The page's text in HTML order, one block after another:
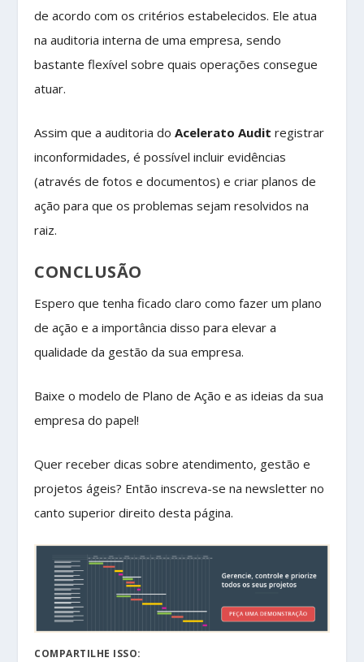
de acordo com os critérios estabelecidos. Ele atua
na auditoria interna de uma empresa, sendo
bastante flexível sobre quais operações consegue
atuar.
Assim que a auditoria doAcelerato Audit registrar
inconformidades, é possível incluir evidências
(através de fotos e documentos) e criar planos de
ação para que os problemas sejam resolvidos na
raiz.
CONCLUSÃO
Espero que tenha ficado claro como fazer um plano
de ação e a importância disso para elevar a
qualidade da gestão da sua empresa.
Baixe o modelo de Plano de Ação e as ideias da sua
empresa do papel!
Quer receber dicas sobre atendimento, gestão e
projetos ágeis? Então inscreva-se na newsletter no
canto superior direito desta página.
COMPARTILHE ISSO: